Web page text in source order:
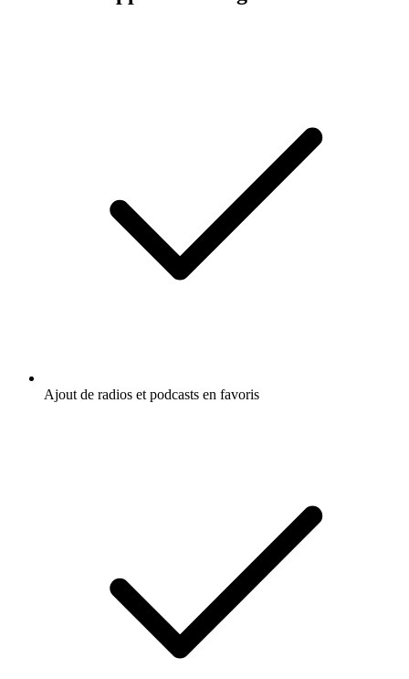
Ajout de radios et podcasts en favoris